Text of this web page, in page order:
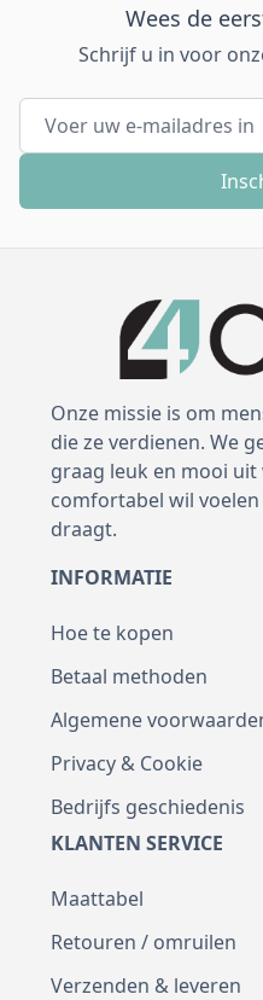
Wees de
Schrijf u in voor
E-mail adres
Onze missie is om
die ze verdienen. We
graag leuk en mooi uit
comfortabel wil
draagt.
INFORMATIE
Hoe te kopen
Betaal methoden
Algemene
Privacy & Cookie
Bedrijfs geschiedenis
KLANTEN SERVICE
Maattabel
Retouren / omruilen
Verzenden & leveren